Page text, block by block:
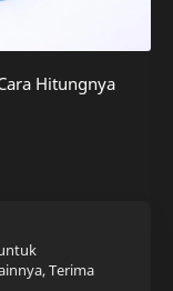
Terima